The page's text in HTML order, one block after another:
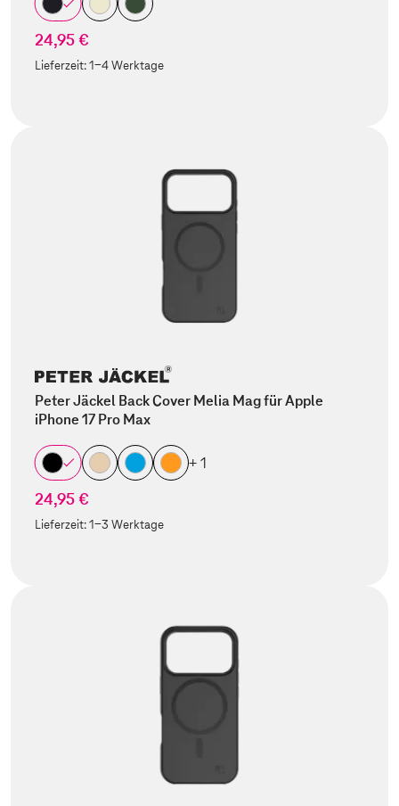
24,95 €
Lieferzeit:1-4 Werktage
Peter Jäckel Back Cover Melia Mag für Apple
iPhone 17 Pro Max
+ 1
24,95 €
Lieferzeit:1-3 Werktage